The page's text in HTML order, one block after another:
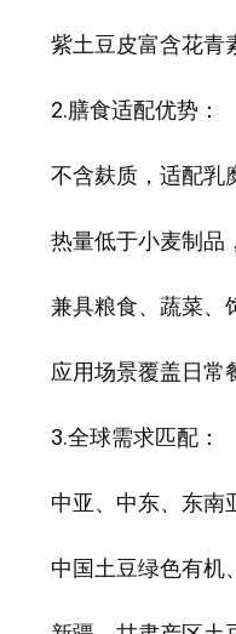
紫土豆皮富含花青
2.膳食适配优势：
不含麸质，适配乳
热量低于小麦制品
兼具粮食、蔬菜、
应用场景覆盖日常
3.全球需求匹配：
中亚、中东、东南
中国土豆绿色有机